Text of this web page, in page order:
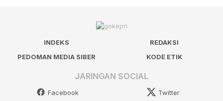
INDEKS
REDAKSI
PEDOMAN MEDIA SIBER
KODE ETIK
JARINGAN SOCIAL
Facebook
Twitter